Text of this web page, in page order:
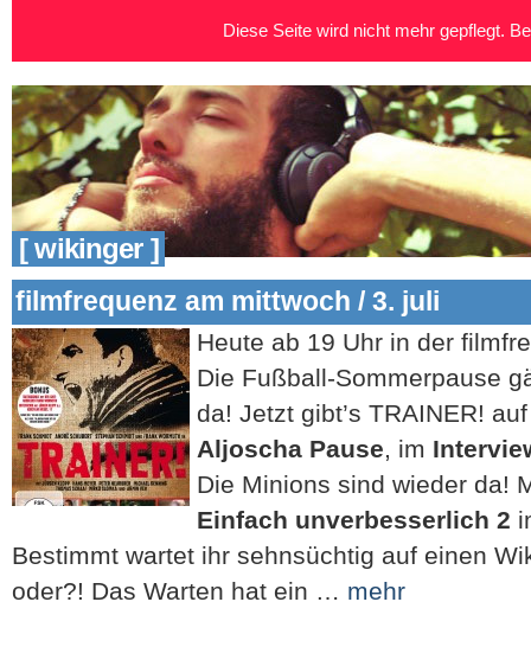
[ wikinger ]
filmfrequenz am mittwoch / 3. juli
Heute ab 19 Uhr in der
Die Fußball-Sommerpause
da! Jetzt gibt’s TRAINER!
Aljoscha Pause, im
Die Minions sind wieder da!
Einfach unverbesserlich 2
Bestimmt wartet ihr sehnsüchtig auf einen
oder?! Das Warten hat ein … mehr
Diese Seite wird nicht mehr gepflegt.